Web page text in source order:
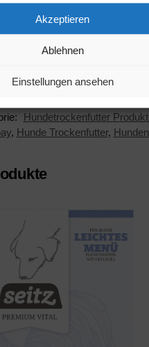
Akzeptieren
Ablehnen
Einstellungen ansehen
Hundetrockenfutter
, Hunde Trockenfutter,